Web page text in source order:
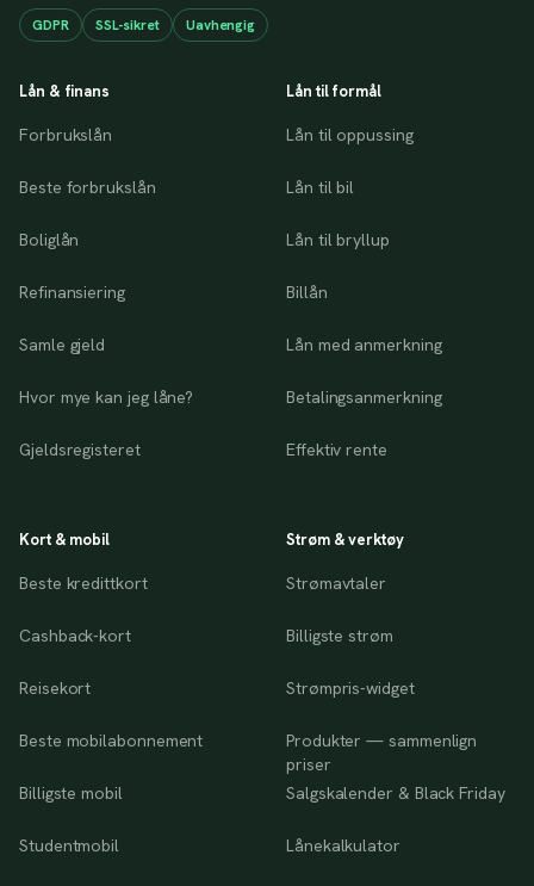
GDPR SSL-sikret Uavhengig
Lån & finans
Forbrukslån
Beste forbrukslån
Boliglån
Refinansiering
Samle gjeld
Hvor mye kan jeg låne?
Gjeldsregisteret
Lån til formål
Lån til oppussing
Lån til bil
Lån til bryllup
Billån
Lån med anmerkning
Betalingsanmerkning
Effektiv rente
Kort & mobil
Beste kredittkort
Cashback-kort
Reisekort
Beste mobilabonnement
Billigste mobil
Studentmobil
Strøm & verktøy
Strømavtaler
Billigste strøm
Strømpris-widget
Produkter — sammenlign
priser
Salgskalender & Black Friday
Lånekalkulator